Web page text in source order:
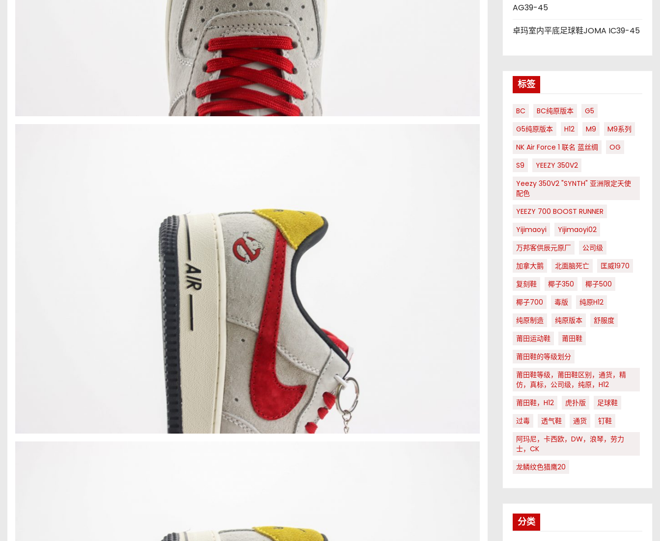
AG39-45
卓玛室内平底足球鞋JOMA IC39-45
标签
BC BC纯原版本
G5
G5纯原版本
H12 M9
M9系列
NK Air Force 1 联名 蓝丝绸
OG
S9
YEEZY 350V2
Yeezy 350V2 "SYNTH" 亚洲限定天使
配色
YEEZY 700 BOOST RUNNER
Yijimaoyi
Yijimaoyi02
万邦客供辰元原厂
公司级
加拿大鹅
北面脑死亡
匡威1970
复刻鞋
椰子350
椰子500
椰子700
毒版
纯原H12
纯原制造
纯原版本
舒服度
莆田运动鞋
莆田鞋
莆田鞋的等级划分
莆田鞋等级，莆田鞋区别，通货，精
仿，真标，公司级，纯原，H12
莆田鞋，H12
虎扑版
足球鞋
过毒
透气鞋 通货
钉鞋
阿玛尼，卡西欧，DW，浪琴，劳力
士，CK
龙鳞纹色猎鹰20
分类